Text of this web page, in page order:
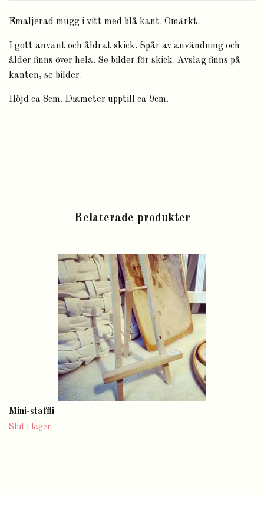
Emaljerad mugg i vitt med blå kant. Omärkt.
I gott använt och åldrat skick. Spår av användning och
ålder finns över hela. Se bilder för skick. Avslag finns på
kanten, se bilder.
Höjd ca 8cm. Diameter upptill ca 9cm.
Mini-staffli
Slut i lager